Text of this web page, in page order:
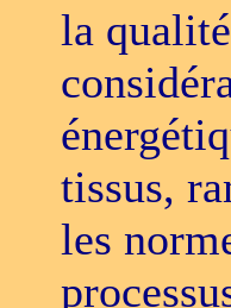
la
tissus,
les